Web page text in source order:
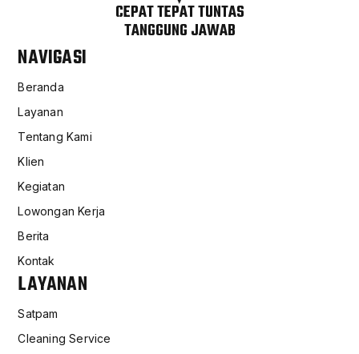
CEPAT TEPAT TUNTAS
TANGGUNG JAWAB
NAVIGASI
Beranda
Layanan
Tentang Kami
Klien
Kegiatan
Lowongan Kerja
Berita
Kontak
LAYANAN
Satpam
Cleaning Service